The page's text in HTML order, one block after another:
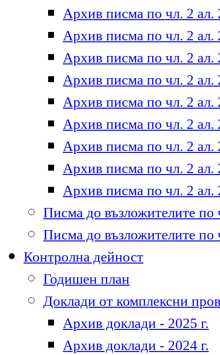
Архив писма по чл. 2 ал.
Архив писма по чл. 2 ал.
Архив писма по чл. 2 ал.
Архив писма по чл. 2 ал.
Архив писма по чл. 2 ал.
Архив писма по чл. 2 ал.
Архив писма по чл. 2 ал.
Архив писма по чл. 2 ал.
Архив писма по чл. 2 ал.
Писма до възложителите по
Писма до възложителите по
Контролна дейност
Годишен план
Доклади от комплексни
Архив доклади - 2025 г.
Архив доклади - 2024 г.